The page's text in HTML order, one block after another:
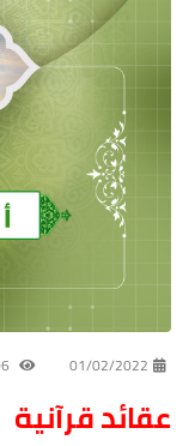
01/02/2022
عقائد قرآنية